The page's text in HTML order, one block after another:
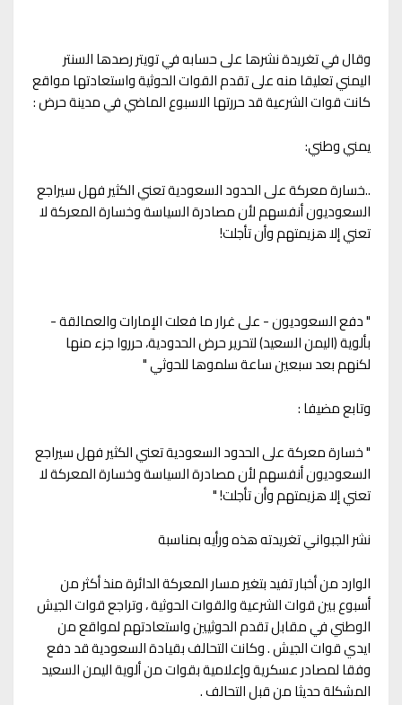
وقال في تغريدة نشرها على حسابه في تويتر رصدها السنتر
اليمني تعليقا منه على تقدم القوات الحوثية واستعادتها مواقع
كانت قوات الشرعية قد حررتها الاسبوع الماضي في مدينة حرض :
يمني وطني:
..خسارة معركة على الحدود السعودية تعني الكثير فهل سيراجع
السعوديون أنفسهم لأن مصادرة السياسة وخسارة المعركة لا
تعني إلا هزيمتهم وأن تأجلت!
" ‏دفع السعوديون - على غرار ما فعلت الإمارات والعمالقة -
بألوية (اليمن السعيد) لتحرير حرض الحدودية، حرروا جزء منها
لكنهم بعد سبعين ساعة سلموها للحوثي "
وتابع مضيفا :
" خسارة معركة على الحدود السعودية تعني الكثير فهل سيراجع
السعوديون أنفسهم لأن مصادرة السياسة وخسارة المعركة لا
تعني إلا هزيمتهم وأن تأجلت! "
نشر الجبواني تغريدته هذه ورأيه بمناسبة
الوارد من أخبار تفيد بتغير مسار المعركة الدائرة منذ أكثر من
أسبوع بين قوات الشرعية والقوات الحوثية ، وتراجع قوات الجيش
الوطني في مقابل تقدم الحوثيين واستعادتهم لمواقع من
ايدي قوات الجيش . وكانت التحالف بقيادة السعودية قد دفع
وفقا لمصادر عسكرية وإعلامية بقوات من ألوية اليمن السعيد
المشكلة حديثا من قبل التحالف .